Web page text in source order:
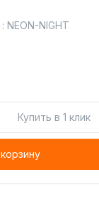
NEON-NIGHT
Купить в 1 клик